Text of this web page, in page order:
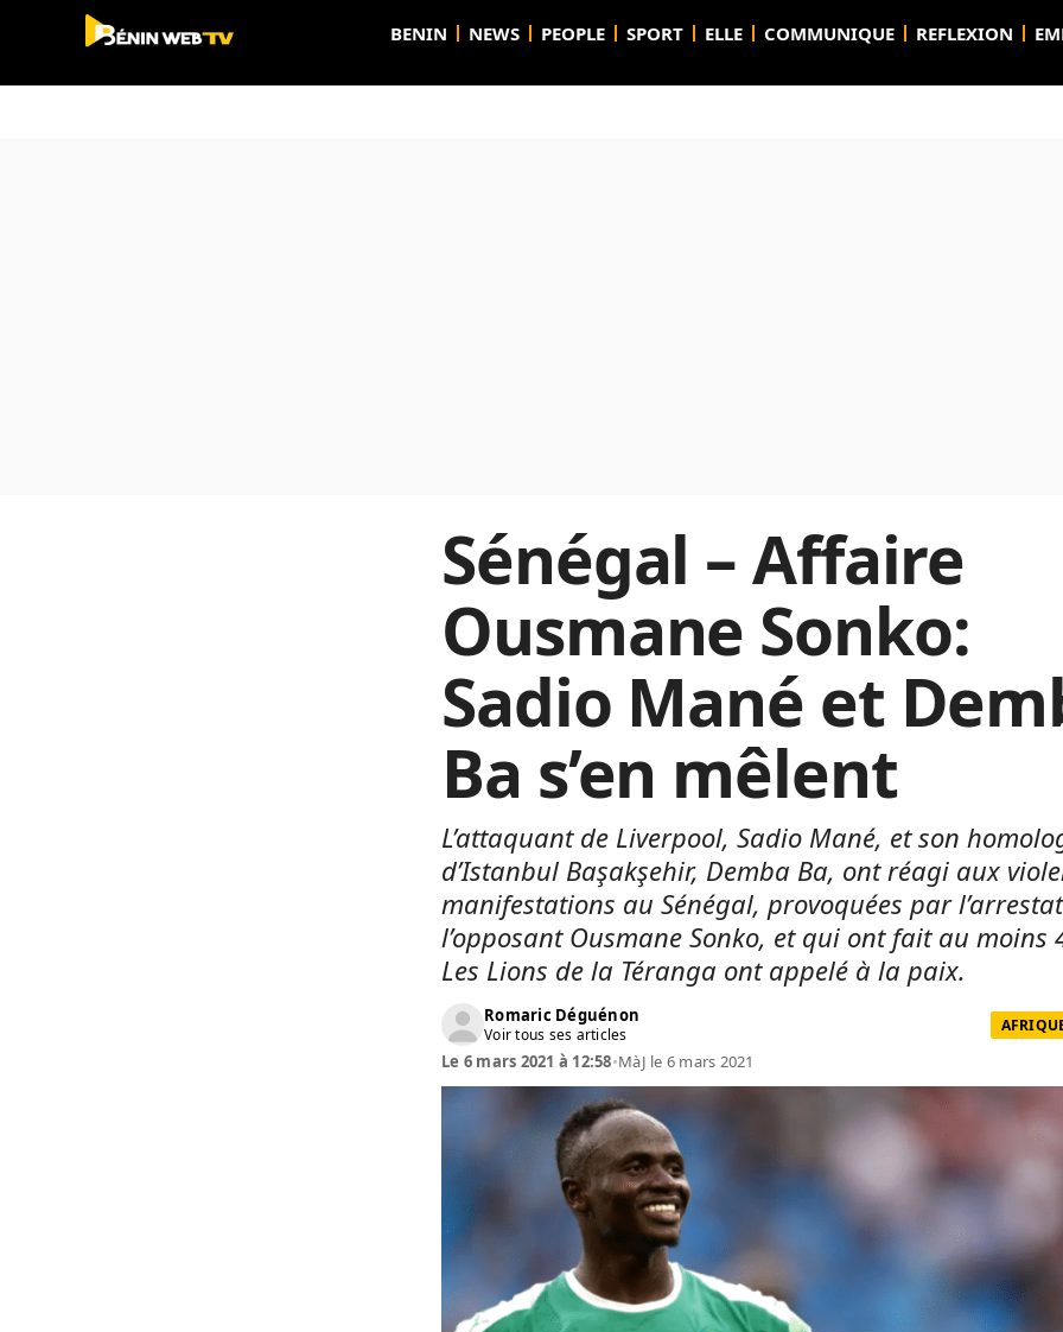
BENIN NEWS PEOPLE SPORT ELLE COMMUNIQUE REFLEXION
Sénégal – Affaire
Ousmane Sonko:
Sadio Mané et
Ba s’en mêlent
L’attaquant de Liverpool, Sadio Mané, et son
d’Istanbul Başakşehir, Demba Ba, ont réagi aux
manifestations au Sénégal, provoquées par
l’opposant Ousmane Sonko, et qui ont fait au moins
Les Lions de la Téranga ont appelé à la paix.
Romaric Déguénon
Voir tous ses articles
Le 6 mars 2021 à 12:58•MàJ le 6 mars 2021